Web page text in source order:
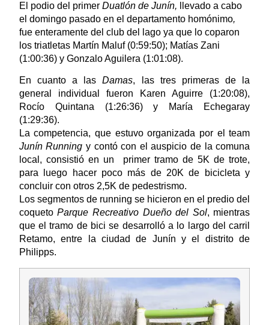
El podio del primer Duatlón de Junín,
llevado a cabo
el domingo pasado en el departamento homónimo,
fue enteramente del club del lago ya que lo coparon
los triatletas Martín Maluf (0:59:50); Matías Zani
(1:00:36) y Gonzalo Aguilera (1:01:08).
En cuanto a lasDamas, las tres primeras de la
general individual fueron Karen Aguirre (1:20:08),
Rocío Quintana (1:26:36) y María Echegaray
(1:29:36).
La competencia, que estuvo organizada por el team
Junín Running y contó con el auspicio de la comuna
local, consistió en un primer tramo de 5K de trote,
para luego hacer poco más de 20K de bicicleta y
concluir con otros 2,5K de pedestrismo.
Los segmentos de running se hicieron en el predio del
coquetoParque Recreativo Dueño del Sol, mientras
que el tramo de bici se desarrolló a lo largo del carril
Retamo, entre la ciudad de Junín y el distrito de
Philipps.